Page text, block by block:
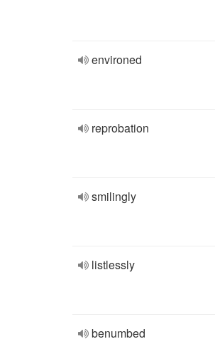
environed
reprobation
smilingly
listlessly
benumbed